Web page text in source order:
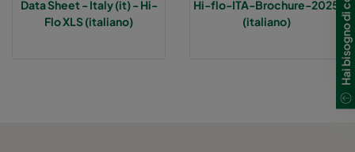
Hi-Flo XLS 7/520 0160 :: 592x287x520-6-25 ePM1 60%
ePM1 60%
Data Sheet - Italy (it) - Hi-
Flo XLS (italiano)
Hi-flo-ITA-Brochure-2025
(italiano)